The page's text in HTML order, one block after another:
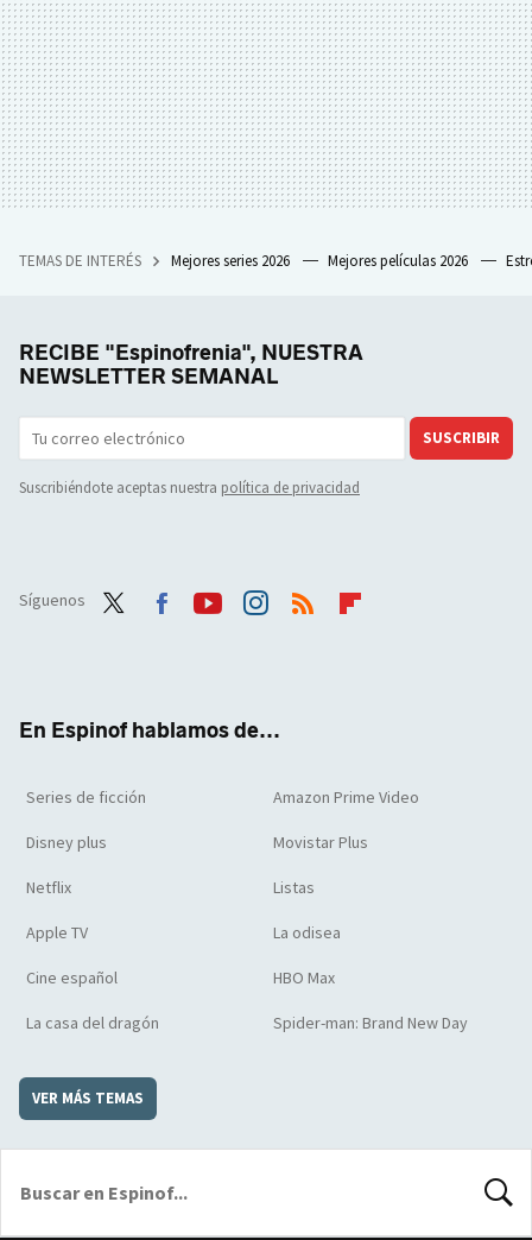
TEMAS DE INTERÉS Mejores series 2026 Mejores películas 2026
RECIBE "Espinofrenia", NUESTRA
NEWSLETTER SEMANAL
SUSCRIBIR
Suscribiéndote aceptas nuestra política de privacidad
Síguenos
En Espinof hablamos de...
Series de ficción Amazon Prime Video
Disney plus Movistar Plus
Netflix Listas
Apple TV La odisea
Cine español HBO Max
La casa del dragón Spider-man: Brand New Day
VER MÁS TEMAS